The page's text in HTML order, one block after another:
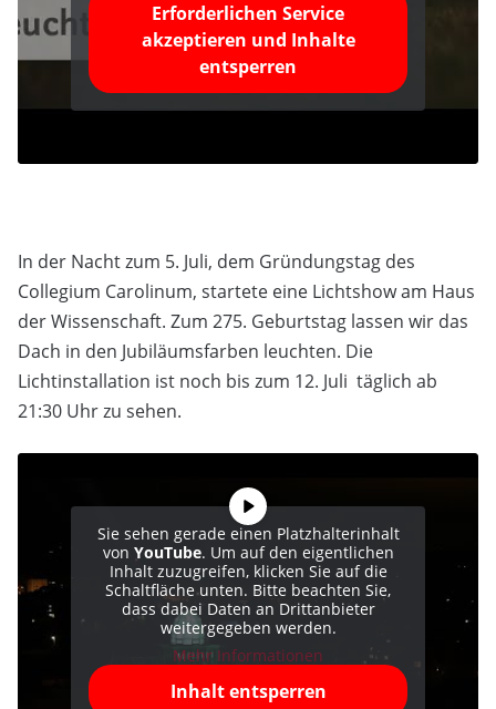
Erforderlichen Service
akzeptieren und Inhalte
entsperren
In der Nacht zum 5. Juli, dem Gründungstag des
Collegium Carolinum, startete eine Lichtshow am Haus
der Wissenschaft. Zum 275. Geburtstag lassen wir das
Dach in den Jubiläumsfarben leuchten. Die
Lichtinstallation ist noch bis zum 12. Juli täglich ab
21:30 Uhr zu sehen.
Sie sehen gerade einen Platzhalterinhalt
von YouTube. Um auf den eigentlichen
Inhalt zuzugreifen, klicken Sie auf die
Schaltfläche unten. Bitte beachten Sie,
dass dabei Daten an Drittanbieter
weitergegeben werden.
Mehr Informationen
Inhalt entsperren